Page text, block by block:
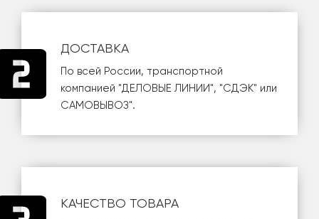
ДОСТАВКА
По всей России, транспортной
компанией "ДЕЛОВЫЕ ЛИНИИ", "СДЭК" или
САМОВЫВОЗ".
КАЧЕСТВО ТОВАРА